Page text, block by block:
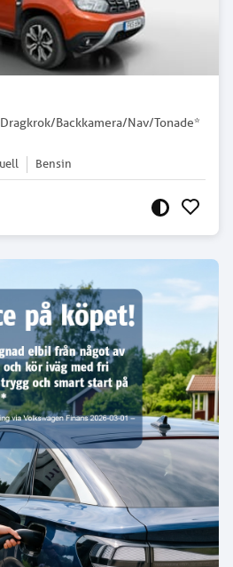
Backkamera/Nav/Tonade*
Bensin